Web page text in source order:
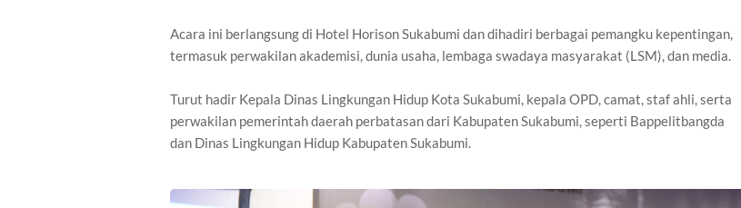
Acara ini berlangsung di Hotel Horison Sukabumi dan dihadiri berbagai pemangku kepentingan,
termasuk perwakilan akademisi, dunia usaha, lembaga swadaya masyarakat (LSM), dan media.
Turut hadir Kepala Dinas Lingkungan Hidup Kota Sukabumi, kepala OPD, camat, staf ahli, serta
perwakilan pemerintah daerah perbatasan dari Kabupaten Sukabumi, seperti Bappelitbangda
dan Dinas Lingkungan Hidup Kabupaten Sukabumi.